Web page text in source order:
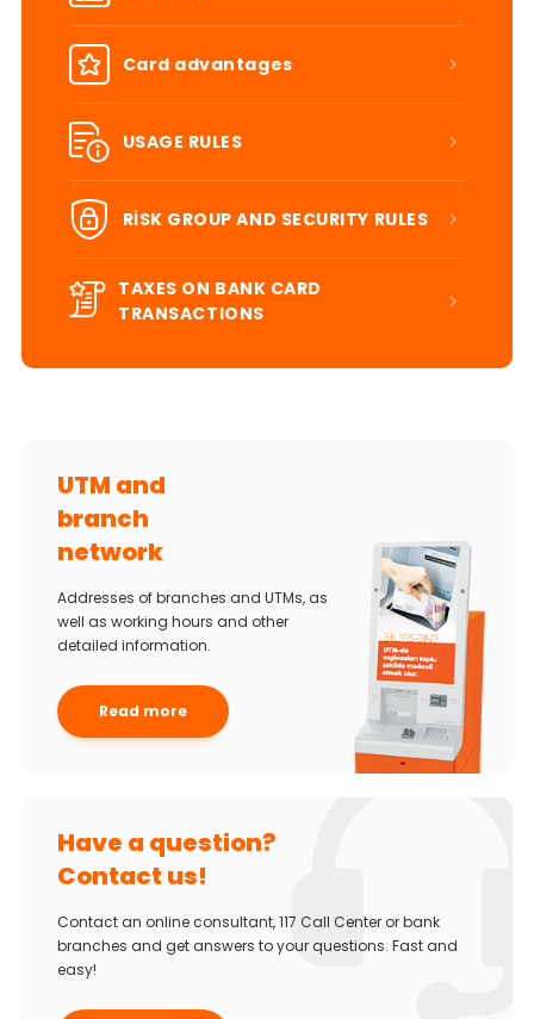
Card advantages
USAGE RULES
RİSK GROUP AND SECURITY RULES
TAXES ON BANK CARD
TRANSACTIONS
UTM and
branch
network
Addresses of branches and UTMs, as
well as working hours and other
detailed information.
Read more
Have a question?
Contact us!
Contact an online consultant, 117 Call Center or bank
branches and get answers to your questions. Fast and
easy!